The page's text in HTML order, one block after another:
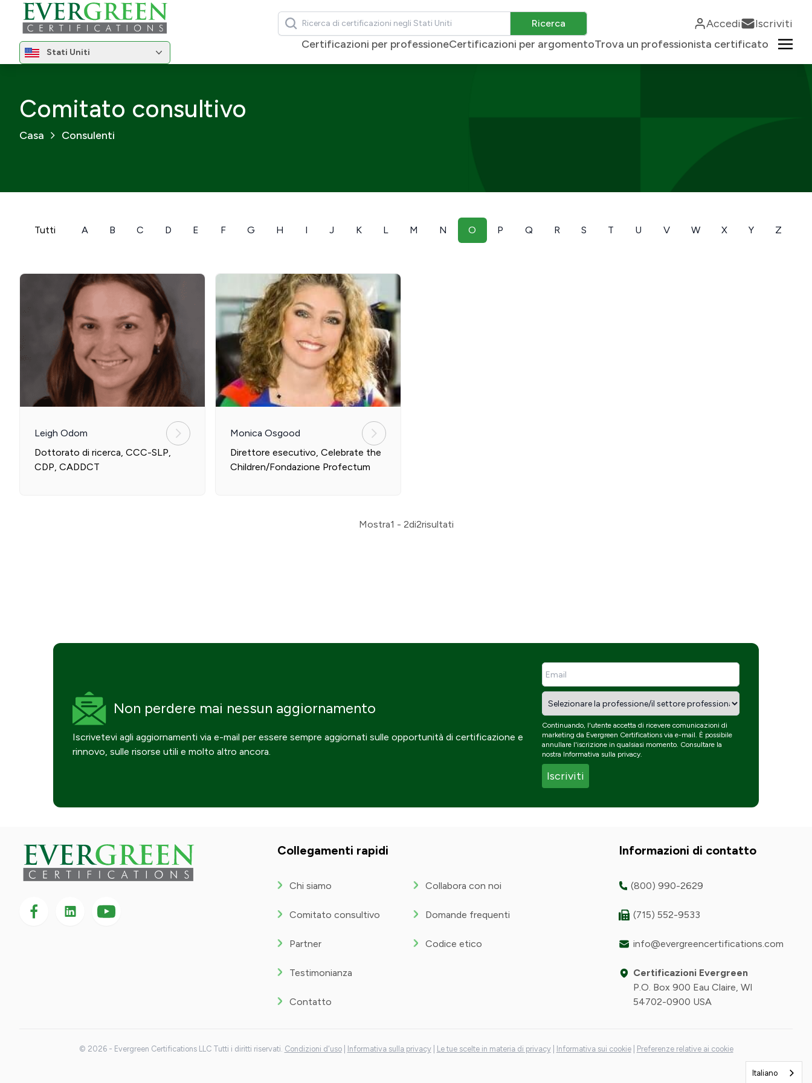
Cambia regione
Stati Uniti
Cambia regione
Ricerca Ricerca Accedi
Iscriviti
Certificazioni per professioneCertificazioni per argomentoTrova un professionista certificato
Comitato consultivo
Casa Consulenti
Tutti A B C D E F G H I J K L M N O P Q R S T U V W X Y Z
Leigh Odom
Dottorato di ricerca, CCC-SLP,
CDP, CADDCT
Monica Osgood
Direttore esecutivo, Celebrate the
Children/Fondazione Profectum
Mostra1 - 2di2risultati
Non perdere mai nessun aggiornamento
Iscrivetevi agli aggiornamenti via e-mail per essere sempre aggiornati sulle opportunità di certificazione e
rinnovo, sulle risorse utili e molto altro ancora.
Continuando, l'utente accetta di ricevere comunicazioni di
marketing da Evergreen Certifications via e-mail. È possibile
annullare l'iscrizione in qualsiasi momento. Consultare la
nostra Informativa sulla privacy.
Seguici su Facebook
Seguici su LinkedIn
Seguici
su
Collegamenti rapidi
Chi siamo
Comitato consultivo
Partner
Testimonianza
Contatto
Collabora con noi
Domande frequenti
Codice etico
Informazioni di contatto
(800) 990-2629
(715) 552-9533
info@evergreencertifications.com
Certificazioni Evergreen
P.O. Box 900 Eau Claire, WI
54702-0900 USA
© 2026 - Evergreen Certifications LLC Tutti i diritti riservati. Condizioni d'uso| Informativa sulla privacy| Le tue scelte in materia di privacy| Informativa sui cookie| Preferenze relative ai cookie
Italiano